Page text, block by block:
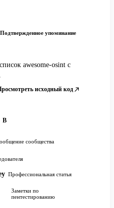
Подтвержденное упоминание
awesome-osint с
исходный код
В
сообщества
Профессиональная статья
Заметки по
пентестированию